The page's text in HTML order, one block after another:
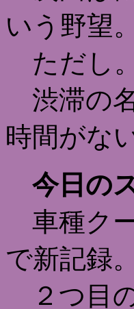
いう野望。
ただし。
渋滞の
時間がな
今日の
車種ク
で新記録。
２つ目